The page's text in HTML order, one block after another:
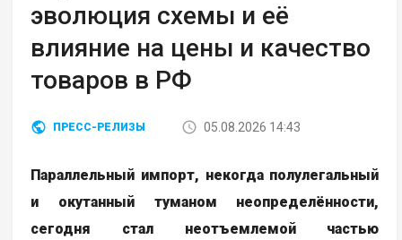
эволюция схемы и её
влияние на цены и качество
товаров в РФ
ПРЕСС-РЕЛИЗЫ 05.08.2026 14:43
Параллельный импорт, некогда полулегальный
и окутанный туманом неопределённости,
сегодня стал неотъемлемой частью